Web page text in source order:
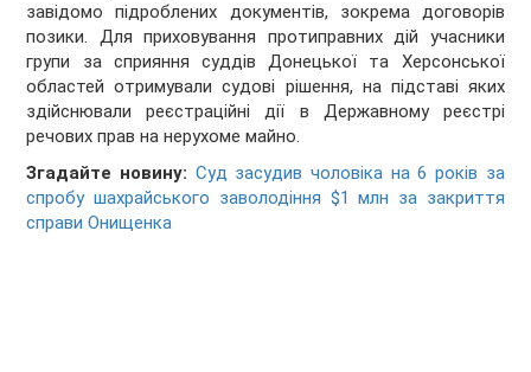
завідомо підроблених документів, зокрема договорів
позики. Для приховування протиправних дій учасники
групи за сприяння суддів Донецької та Херсонської
областей отримували судові рішення, на підставі яких
здійснювали реєстраційні дії в Державному реєстрі
речових прав на нерухоме майно.
Згадайте новину: Суд засудив чоловіка на 6 років за
спробу шахрайського заволодіння $1 млн за закриття
справи Онищенка